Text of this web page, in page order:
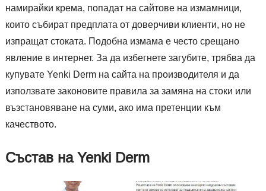
намирайки крема, попадат на сайтове на измамници,
които събират предплата от доверчиви клиенти, но не
изпращат стоката. Подобна измама е често срещано
явление в интернет. За да избегнете загубите, трябва да
купувате Yenki Derm на сайта на производителя и да
използвате законовите правила за замяна на стоки или
възстановяване на суми, ако има претенции към
качеството.
Състав на Yenki Derm